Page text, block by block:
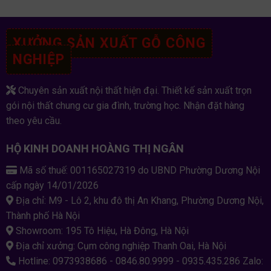
XƯỞNG SẢN XUẤT GỖ CÔNG
NGHIỆP
Chuyên sản xuất nội thất hiện đại. Thiết kế sản xuất trọn
gói nội thất chung cư gia đình, trường học. Nhận đặt hàng
theo yêu cầu.
HỘ KINH DOANH HOÀNG THỊ NGÂN
Mã số thuế: 001165027319 do UBND Phường Dương Nội
cấp ngày 14/01/2026
Địa chỉ: M9 - Lô 2, khu đô thị An Khang, Phường Dương Nội,
Thành phố Hà Nội
Showroom: 195 Tô Hiệu, Hà Đông, Hà Nội
Địa chỉ xưởng: Cụm công nghiệp Thanh Oai, Hà Nội
Hotline: 0973938686 - 0846.80.9999 - 0935.435.286 Zalo: